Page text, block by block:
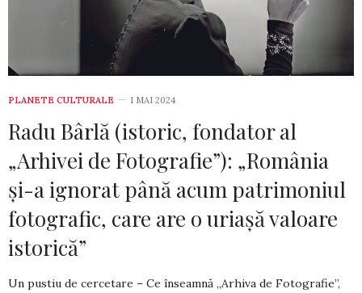
PLANETE CULTURALE 1 MAI 2024
Radu Bârlă (istoric, fondator al
„Arhivei de Fotografie”): „România
și-a ignorat până acum patrimoniul
fotografic, care are o uriașă valoare
istorică”
Un pustiu de cercetare – Ce înseamnă „Arhiva de Fotografie”,